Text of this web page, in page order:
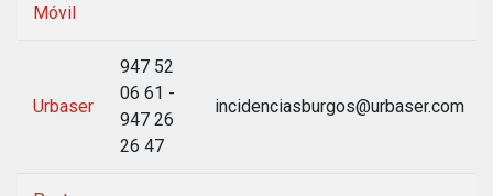
Móvil
Urbaser
947 52
06 61 -
947 26
26 47
incidenciasburgos@urbaser.com